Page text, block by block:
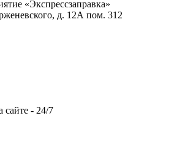
«Экспрессзаправка»
д. 12А пом. 312
сайте - 24/7